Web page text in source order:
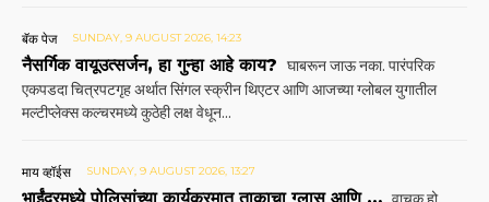
बॅक पेज SUNDAY, 9 AUGUST 2026, 14:23
नैसर्गिक वायूउत्सर्जन, हा गुन्हा आहे काय? घाबरून जाऊ नका. पारंपरिक
एकपडदा चित्रपटगृह अर्थात सिंगल स्क्रीन थिएटर आणि आजच्या ग्लोबल युगातील
मल्टीप्लेक्स कल्चरमध्ये कुठेही लक्ष वेधून...
माय व्हॉईस SUNDAY, 9 AUGUST 2026, 13:27